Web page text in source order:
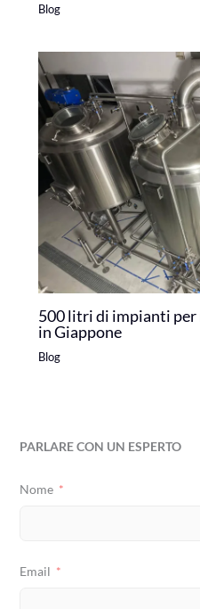
Blog
500 litri di impianti
in Giappone
Blog
PARLARE CON UN ESPERTO
Nome
Email